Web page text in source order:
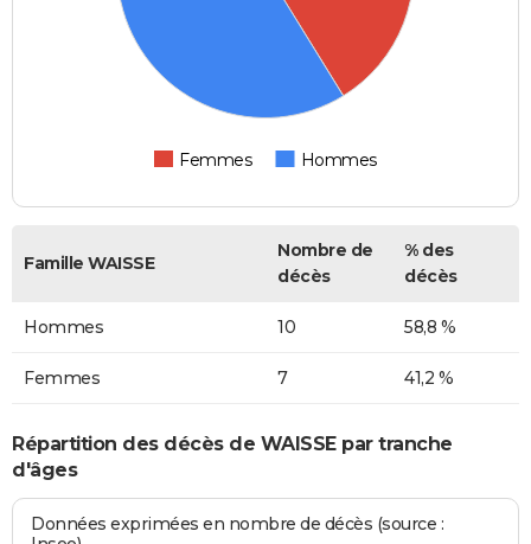
Femmes Hommes
Famille WAISSE
Nombre de
décès
% des
décès
Hommes 10 58,8 %
Femmes 7 41,2 %
Répartition des décès de WAISSE par tranche
d'âges
Données exprimées en nombre de décès (source :